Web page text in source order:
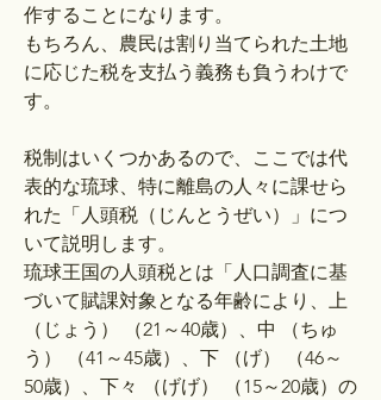
作することになります。
もちろん、農民は割り当てられた土地
に応じた税を支払う義務も負うわけで
す。
税制はいくつかあるので、ここでは代
表的な琉球、特に離島の人々に課せら
れた「人頭税（じんとうぜい）」につ
いて説明します。
琉球王国の人頭税とは「人口調査に基
づいて賦課対象となる年齢により、上
（じょう） （21～40歳）、中 （ちゅ
う） （41～45歳）、下 （げ） （46～
50歳）、下々 （げげ） （15～20歳）の